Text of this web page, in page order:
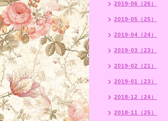
2019-06（26）
2019-05（25）
2019-04（24）
2019-03（23）
2019-02（21）
2019-01（23）
2018-12（24）
2018-11（25）